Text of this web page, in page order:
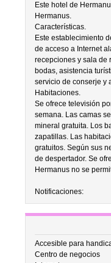
Este hotel de
Hermanus.
Características.
Este establecimiento
de acceso a Internet
recepciones y sala de
bodas, asistencia
servicio de conserje y
Habitaciones.
Se ofrece televisión
semana. Las camas
mineral gratuita. Los
zapatillas. Las
gratuitos. Según sus
de despertador. Se
Hermanus no se
Notificaciones:
Accesible para
Centro de negocios